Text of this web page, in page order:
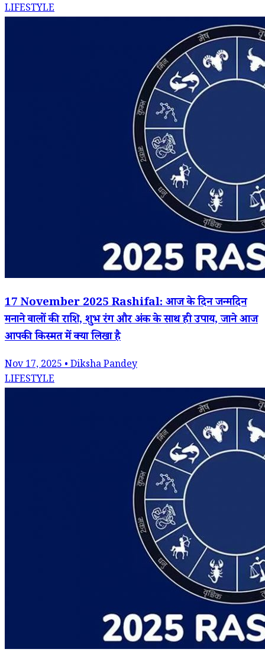
LIFESTYLE
17 November 2025 Rashifal: आज के दिन जन्मदिन
मनाने वालों की राशि, शुभ रंग और अंक के साथ ही उपाय, जाने आज
आपकी किस्मत में क्या लिखा है
Nov 17, 2025 • Diksha Pandey
LIFESTYLE